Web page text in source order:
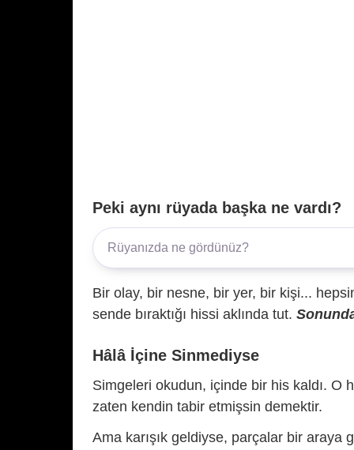
Peki aynı rüyada başka ne vardı?
Bir olay, bir nesne, bir yer, bir kişi...
sende bıraktığı hissi aklında tut.
Hâlâ İçine Sinmediyse
Simgeleri okudun, içinde bir his kaldı. O
zaten kendin tabir etmişsin demektir.
Ama karışık geldiyse, parçalar bir araya